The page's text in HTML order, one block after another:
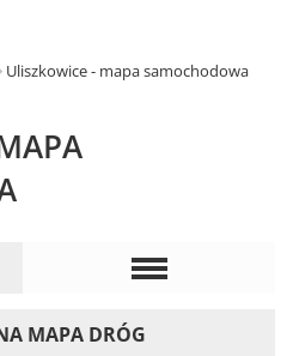
Uliszkowice - mapa samochodowa
MAPA DRÓG